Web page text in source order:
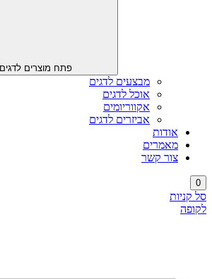
פתח מוצרים לדגים
מבצעים לדגים
אוכל לדגים
אקווריומים
אביזרים לדגים
אודות
מאמרים
צור קשר
0
סל קניות
לקופה